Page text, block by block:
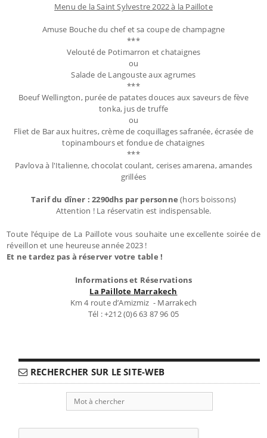
Menu de la Saint Sylvestre 2022 à la Paillote
Amuse Bouche du chef et sa coupe de champagne
***
Velouté de Potimarron et chataignes
ou
Salade de Langouste aux agrumes
***
Boeuf Wellington, purée de patates douces aux saveurs de fève
tonka, jus de truffe
ou
Fliet de Bar aux huitres, crème de coquillages safranée, écrasée de
topinambours et fondue de chataignes
***
Pavlova à l'Italienne, chocolat coulant, cerises amarena, amandes
grillées
Tarif du dîner : 2290dhs par personne (hors boissons)
Attention ! La réservatin est indispensable.
Toute l’équipe de La Paillote vous souhaite une excellente soirée de
réveillon et une heureuse année 2023 !
Et ne tardez pas à réserver votre table !
Informations et Réservations
La Paillote Marrakech
Km 4 route d’Amizmiz - Marrakech
Tél : +212 (0)6 63 87 96 05
RECHERCHER SUR LE SITE-WEB